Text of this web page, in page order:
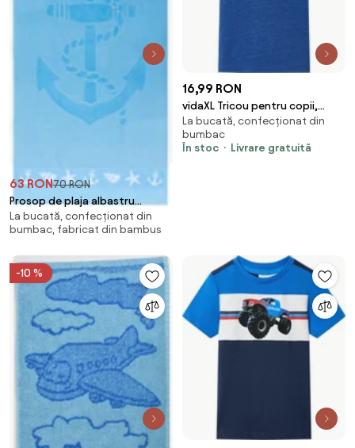
63 RON70 RON
Prosop de plaja albastru
deschis, ANCORĂ SI SCOICI
La bucată, confecționat din
bumbac, fabricat din bambus
16,99 RON
vidaXL Tricou pentru copii,
albastru închis melanj, 128
La bucată, confecționat din
bumbac
În stoc
Livrare gratuită
-10 %